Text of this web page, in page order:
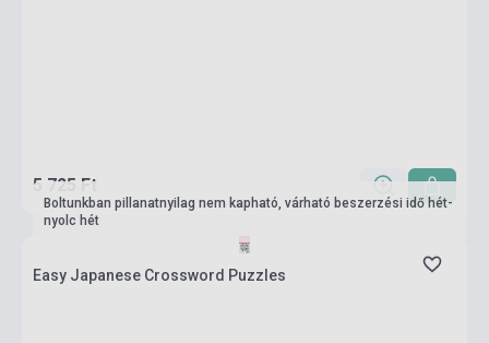
5 725 Ft
Boltunkban pillanatnyilag nem kapható, várható beszerzési idő hét-
nyolc hét
Easy Japanese Crossword Puzzles